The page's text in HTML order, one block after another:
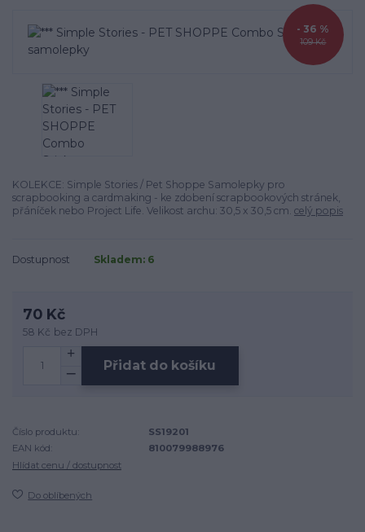
109 Kč
- 36 %
KOLEKCE: Simple Stories / Pet Shoppe Samolepky pro
scrapbooking a cardmaking - ke zdobení scrapbookových stránek,
přáníček nebo Project Life. Velikost archu: 30,5 x 30,5 cm. celý popis
Dostupnost Skladem: 6
70 Kč
58 Kč bez DPH
Přidat do košíku
Číslo produktu:
SS19201
EAN kód:
810079988976
Hlídat cenu / dostupnost
Do oblíbených